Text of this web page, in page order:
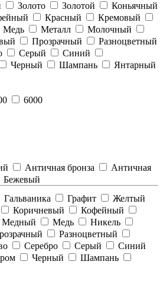
Золото Золотой
Коньячный
Красный
Кремовый
Медь Металл
Молочный
Прозрачный
Разноцветный
Серый
Синий
Черный Шампань Янтарный
6000
Античная бронза
Античная
Бежевый
Гальваника Графит
Желтый
Коричневый
Кофейный
Медный Медь
Никель
Разноцветный
Серебро Серый
Синий
Черный
Шампань